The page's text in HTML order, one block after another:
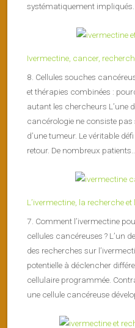
systématiquement impliqués.
Ivermectine, cancer,
8. Cellules souches
et thérapies combinées :
autant les chercheurs L’une
cancérologie ne consiste
d’une tumeur. Le véritable
retour. De nombreux patients...
L’ivermectine, la recherche
7. Comment l’ivermectine
cellules cancéreuses ? L’un
des recherches sur
potentielle à déclencher
cellulaire programmée.
une cellule cancéreuse